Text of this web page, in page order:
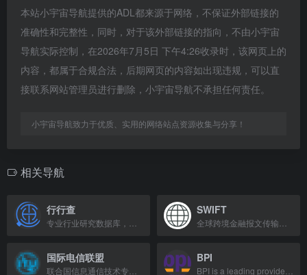
本站小宇宙导航提供的ADL都来源于网络，不保证外部链接的
准确性和完整性，同时，对于该外部链接的指向，不由小宇宙
导航实际控制，在2026年7月5日 下午4:26收录时，该网页上的
内容，都属于合规合法，后期网页的内容如出现违规，可以直
接联系网站管理员进行删除，小宇宙导航不承担任何责任。
小宇宙导航致力于优质、实用的网络站点资源收集与分享！
相关导航
行行查 SWIFT
国际电信联盟 BPI